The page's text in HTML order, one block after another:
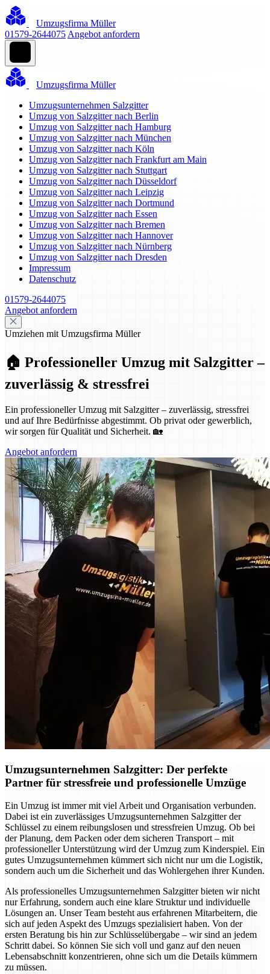
Umzugsfirma Müller
01579-2644075 Angebot anfordern
Umzugsfirma Müller
Umzugsunternehmen Salzgitter
Umzug von Salzgitter nach Berlin
Umzug von Salzgitter nach Hamburg
Umzug von Salzgitter nach München
Umzug von Salzgitter nach Köln
Umzug von Salzgitter nach Frankfurt am Main
Umzug von Salzgitter nach Stuttgart
Umzug von Salzgitter nach Düsseldorf
Umzug von Salzgitter nach Leipzig
Umzug von Salzgitter nach Dortmund
Umzug von Salzgitter nach Essen
Umzug von Salzgitter nach Bremen
Umzug von Salzgitter nach Hannover
Umzug von Salzgitter nach Nürnberg
Umzug von Salzgitter nach Dresden
Impressum
Datenschutz
01579-2644075
Angebot anfordern
Umziehen mit Umzugsfirma Müller
🏠 Professioneller Umzug mit Salzgitter –
zuverlässig & stressfrei
Ein professioneller Umzug mit Salzgitter – zuverlässig, stressfrei
und auf Ihre Bedürfnisse abgestimmt. Ob privat oder gewerblich,
wir sorgen für Qualität und Sicherheit. 🏡
Angebot anfordern
Umzugsunternehmen Salzgitter: Der perfekte
Partner für stressfreie und professionelle Umzüge
Ein Umzug ist immer mit viel Arbeit und Organisation verbunden.
Dabei ist ein zuverlässiges Umzugsunternehmen Salzgitter der
Schlüssel zu einem reibungslosen und stressfreien Umzug. Ob bei
der Planung, dem Packen oder dem sicheren Transport – mit
professioneller Unterstützung wird der Umzug zum Kinderspiel. Ein
gutes Umzugsunternehmen kümmert sich nicht nur um die Logistik,
sondern auch um die Sicherheit und das Wohlergehen ihrer Kunden.
Als professionelles Umzugsunternehmen Salzgitter bieten wir nicht
nur Erfahrung, sondern auch eine klare Struktur und individuelle
Lösungen an. Unser Team besteht aus erfahrenen Mitarbeitern, die
sich auf jeden Aspekt des Umzugs spezialisiert haben. Von der
ersten Beratung bis hin zur Schlüsselübergabe – wir sind an jedem
Schritt dabei. So können Sie sich voll und ganz auf den neuen
Lebensabschnitt konzentrieren, ohne sich um die Details kümmern
zu müssen.